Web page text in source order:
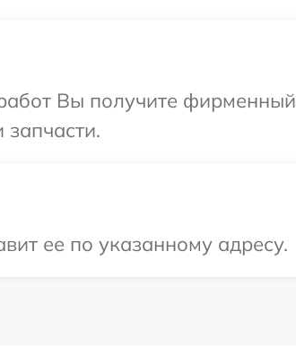
Вы получите фирменный
ее по указанному адресу.